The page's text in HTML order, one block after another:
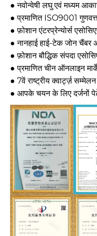
● नवोन्वेषी लघु एवं मध्यम
● प्रमाणित ISO9001
● फ़ोशान एंटरप्रेन्योर्स
● नानहाई हाई-टेक जोन
● फ़ोशान बौद्धिक संपदा
● प्रमाणित चीन ऑनलाइन
● 7वें राष्ट्रीय क्वार्ट्ज़
● आपके चयन के लिए दर्जनों